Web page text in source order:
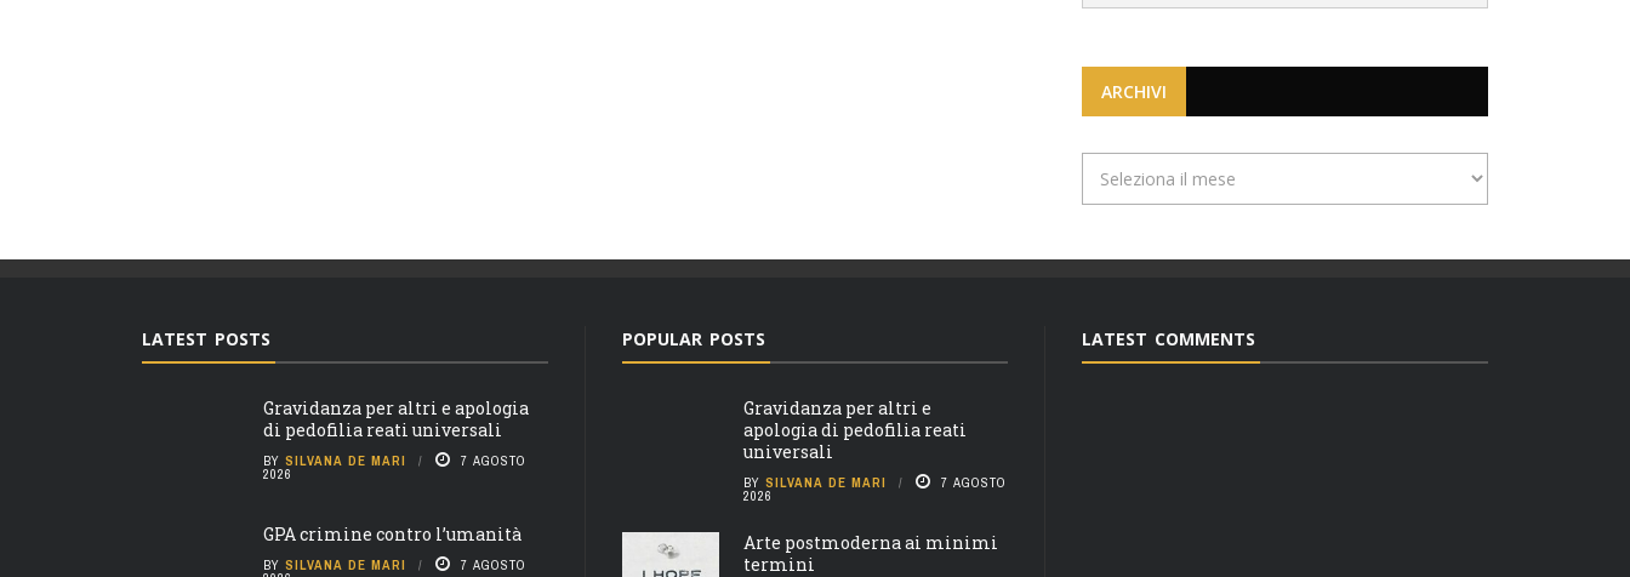
ARCHIVI
LATEST POSTS
Gravidanza per altri e apologia
di pedofilia reati universali
BY SILVANA DE MARI 7 AGOSTO
2026
GPA crimine contro l’umanità
BY SILVANA DE MARI 7 AGOSTO
POPULAR POSTS
Gravidanza per altri e
apologia di pedofilia reati
universali
BY SILVANA DE MARI 7 AGOSTO
2026
Arte postmoderna ai minimi
termini
LATEST COMMENTS